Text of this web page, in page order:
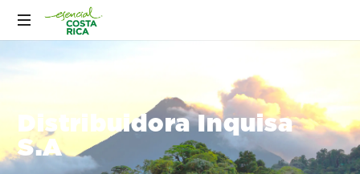
Distribuidora Inquisa
S.A